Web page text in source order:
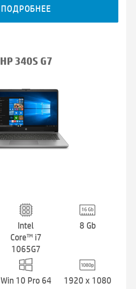
ПОДРОБНЕЕ
HP 340S G7
Intel
Core™ i7
1065G7
8 Gb
Win 10 Pro 64 1920 x 1080